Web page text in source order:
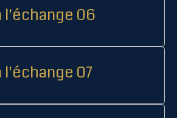
l'échange 06
l'échange 07